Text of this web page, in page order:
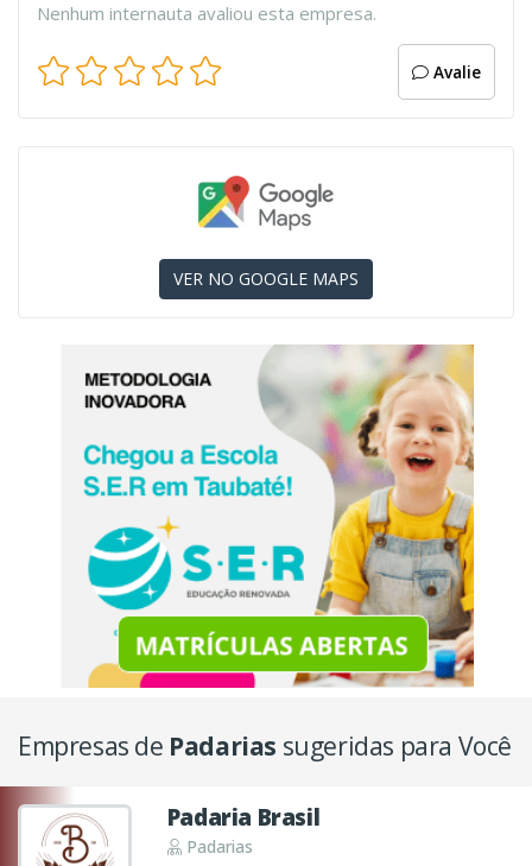
Nenhum internauta avaliou esta empresa.
Avalie
VER NO GOOGLE MAPS
Empresas de Padarias sugeridas para Você
Padaria Brasil
Padarias